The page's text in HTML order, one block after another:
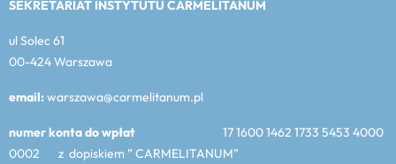
SEKRETARIAT INSTYTUTU CARMELITANUM
ul Solec 61
00-424 Warszawa
email:warszawa@carmelitanum.pl
numer konta do wpłat 17 1600 1462 1733 5453 4000
0002 z dopiskiem ” CARMELITANUM”